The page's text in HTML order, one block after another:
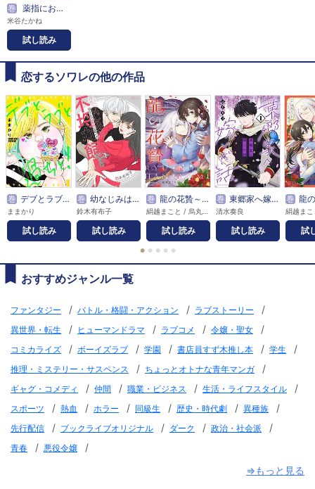
巻 薬指におあずけのキス
米谷たかね
試し読み
恋するソワレの他の作品
巻 デブとラブと過ちと！【描き下ろしおまけ付き特装版】
ままかり
試し読み
巻 幼なじみは不埒な飼い犬
鈴木有布子
試し読み
巻 龍の花贄～生贄の私が幸せになるまで～【描き下ろしおまけ付き特装版】
試し読み
巻 東郷家へ嫁いだ話【描き下ろしおまけ付き特装版】
清水奏良
試し読み
巻 龍の花贄～生
試
● ● ● ● ●
おすすめジャンル一覧
ファンタジー / バトル・格闘・アクション / ラブストーリー /
異世界・転生 / ヒューマンドラマ / ラブコメ / 令嬢・聖女 /
コミカライズ / ボーイズラブ / 学園 / 書店員すず木推し本 / 学生 /
推理・ミステリー・サスペンス / ちょっとオトナな青年マンガ /
ギャグ・コメディ / 仲間 / 職業・ビジネス / 生活・ライフスタイル /
スポーツ / 熱血 / ホラー / 同級生 / 歴史・時代劇 / 異種族 /
先行配信 / ブックライブオリジナル / ダーク / 政治・社会派 /
青春 / 悪役令嬢
/
⇒もっと見る